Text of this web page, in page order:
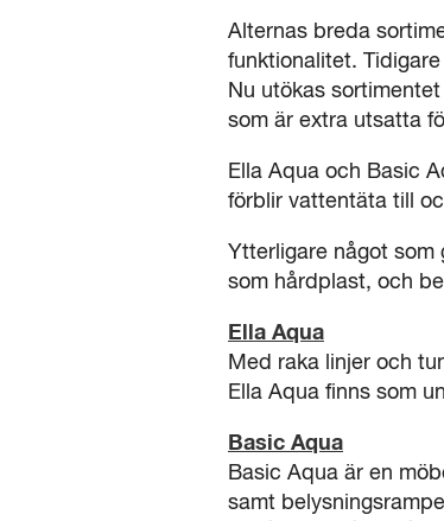
Alternas breda
funktionalitet.
Nu utökas
som är extra utsatta
Ella Aqua och Basic
förblir vattentäta till
Ytterligare något
som hårdplast, och
Ella Aqua
Med raka linjer och
Ella Aqua finns som
Basic Aqua
Basic Aqua är en
samt